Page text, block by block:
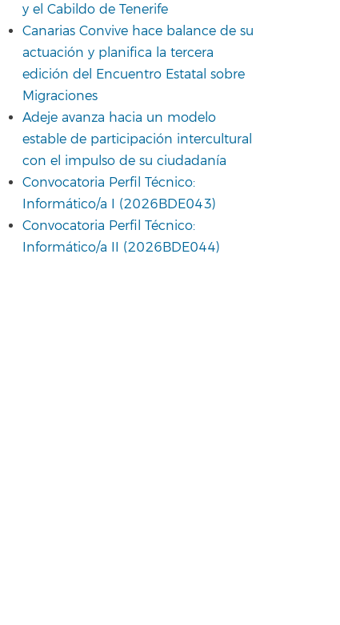
y el Cabildo de Tenerife
Canarias Convive hace balance de su
actuación y planifica la tercera
edición del Encuentro Estatal sobre
Migraciones
Adeje avanza hacia un modelo
estable de participación intercultural
con el impulso de su ciudadanía
Convocatoria Perfil Técnico:
Informático/a I (2026BDE043)
Convocatoria Perfil Técnico:
Informático/a II (2026BDE044)